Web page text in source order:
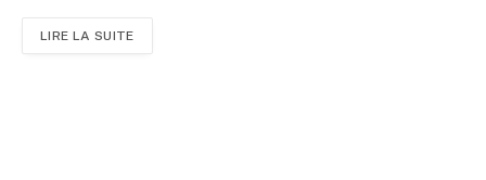
LIRE LA SUITE